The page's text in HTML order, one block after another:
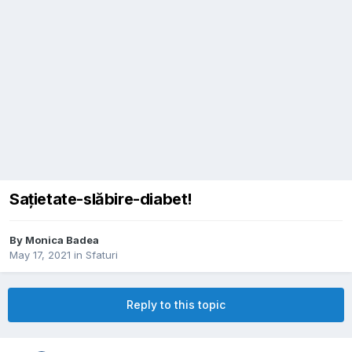
Sațietate-slăbire-diabet!
By Monica Badea
May 17, 2021 in Sfaturi
Reply to this topic